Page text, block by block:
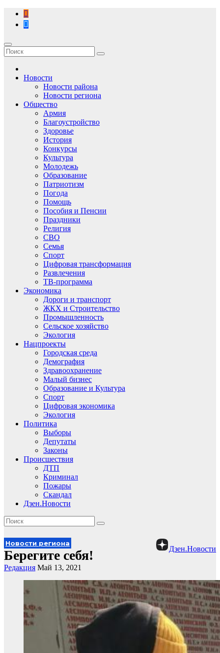
Перейти
содержимому
Новости
Новости района
Новости региона
Общество
Армия
Благоустройство
Здоровье
История
Конкурсы
Культура
Молодежь
Образование
Патриотизм
Погода
Помощь
Пособия и Пенсии
Праздники
Религия
СВО
Семья
Спорт
Цифровая трансформация
Развлечения
ТВ-программа
Экономика
Дороги и транспорт
ЖКХ и Строительство
Промышленность
Сельское хозяйство
Экология
Нацпроекты
Городская среда
Демография
Здравоохранение
Малый бизнес
Образование и Культура
Спорт
Цифровая экономика
Экология
Политика
Выборы
Депутаты
Законы
Происшествия
ДТП
Криминал
Пожары
Скандал
Дзен.Новости
Дзен.Новости
Новости региона
Берегите себя!
Редакция Май 13, 2021